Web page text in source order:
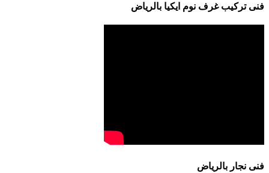
فنى تركيب غرف نوم ايكيا بالرياض
فنى نجار بالرياض